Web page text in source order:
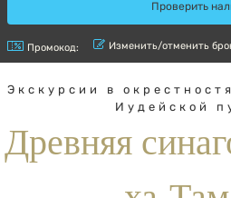
Промокод: Изменить/отменить
Экскурсии в
Иудейской
Древняя